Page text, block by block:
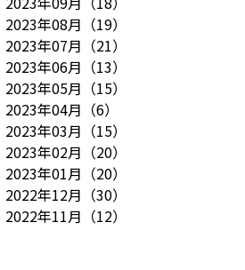
2023年08月 （19）
2023年07月 （21）
2023年06月 （13）
2023年05月 （15）
2023年04月 （6）
2023年03月 （15）
2023年02月 （20）
2023年01月 （20）
2022年12月 （30）
2022年11月 （12）